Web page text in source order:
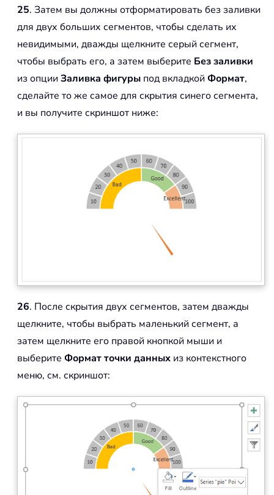
25. Затем вы должны отформатировать без заливки
для двух больших сегментов, чтобы сделать их
невидимыми, дважды щелкните серый сегмент,
чтобы выбрать его, а затем выберите Без заливки
из опции Заливка фигуры под вкладкой Формат,
сделайте то же самое для скрытия синего сегмента,
и вы получите скриншот ниже:
26. После скрытия двух сегментов, затем дважды
щелкните, чтобы выбрать маленький сегмент, а
затем щелкните его правой кнопкой мыши и
выберите Формат точки данных из контекстного
меню, см. скриншот: